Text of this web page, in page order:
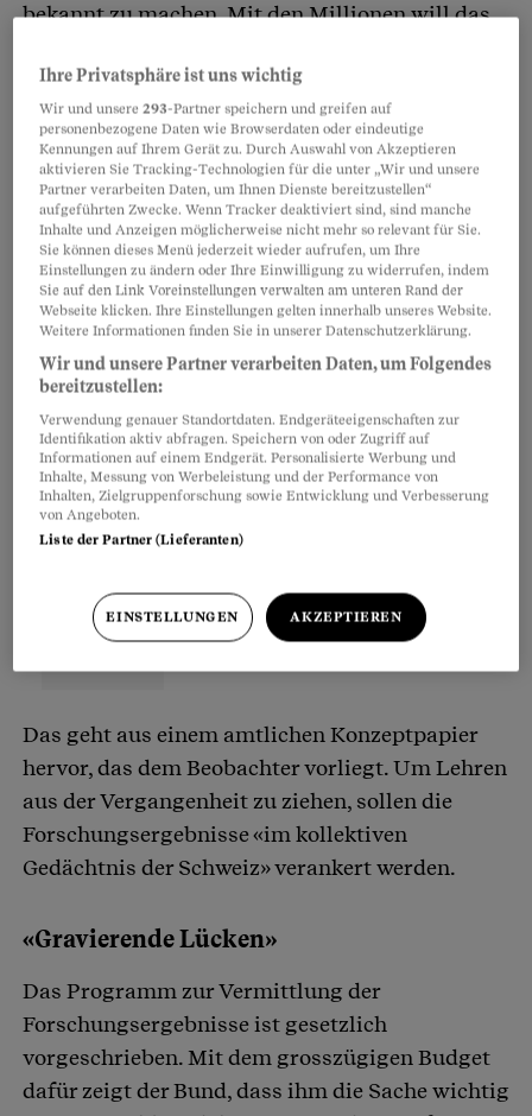
bekannt zu machen. Mit den Millionen will das
und 2028 unter anderem «eine nationale
Wanderausstellung in allen Landesteilen»
durchführen, ein «Begleitprogramm für
Schulklassen» aufziehen, eine «virtuelle
Ausstellung» programmieren sowie eine
«Veranstaltung zum Abschluss des ‹offiziellen›
Teils der Aufarbeitung» organisieren.
Partnerinhalte
Das geht aus einem amtlichen Konzeptpapier
hervor, das dem Beobachter vorliegt. Um Lehren
aus der Vergangenheit zu ziehen, sollen die
Forschungsergebnisse «im kollektiven
Gedächtnis der Schweiz» verankert werden.
«Gravierende Lücken»
Das Programm zur Vermittlung der
Forschungsergebnisse ist gesetzlich
vorgeschrieben. Mit dem grosszügigen Budget
dafür zeigt der Bund, dass ihm die Sache wichtig
Ihre Privatsphäre ist uns wichtig
Wir und unsere293-Partner speichern und greifen auf
personenbezogene Daten wie Browserdaten oder eindeutige
Kennungen auf Ihrem Gerät zu. Durch Auswahl von Akzeptieren
aktivieren Sie Tracking-Technologien für die unter „Wir und unsere
Partner verarbeiten Daten, um Ihnen Dienste bereitzustellen“
aufgeführten Zwecke. Wenn Tracker deaktiviert sind, sind manche
Inhalte und Anzeigen möglicherweise nicht mehr so relevant für Sie.
Sie können dieses Menü jederzeit wieder aufrufen, um Ihre
Einstellungen zu ändern oder Ihre Einwilligung zu widerrufen, indem
Sie auf den Link Voreinstellungen verwalten am unteren Rand der
Webseite klicken. Ihre Einstellungen gelten innerhalb unseres Website.
Weitere Informationen finden Sie in unserer Datenschutzerklärung.
Wir und unsere Partner verarbeiten Daten, um Folgendes
bereitzustellen:
Verwendung genauer Standortdaten. Endgeräteeigenschaften zur
Identifikation aktiv abfragen. Speichern von oder Zugriff auf
Informationen auf einem Endgerät. Personalisierte Werbung und
Inhalte, Messung von Werbeleistung und der Performance von
Inhalten, Zielgruppenforschung sowie Entwicklung und Verbesserung
von Angeboten.
Liste der Partner (Lieferanten)
EINSTELLUNGEN AKZEPTIEREN